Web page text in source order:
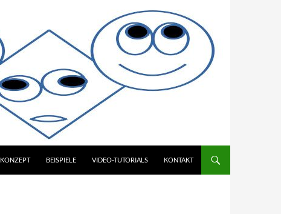
KONZEPT BEISPIELE VIDEO-TUTORIALS KONTAKT